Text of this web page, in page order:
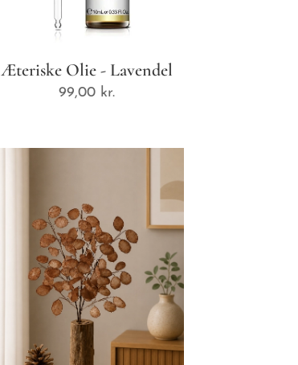
Æteriske Olie - Lavendel
99,00kr.